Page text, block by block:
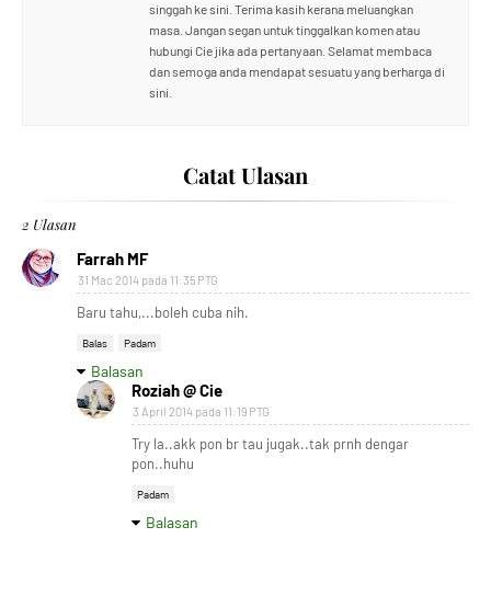
singgah ke sini. Terima kasih kerana meluangkan
masa. Jangan segan untuk tinggalkan komen atau
hubungi Cie jika ada pertanyaan. Selamat membaca
dan semoga anda mendapat sesuatu yang berharga di
sini.
Catat Ulasan
2 Ulasan
Farrah MF
31 Mac 2014 pada 11:35 PTG
Baru tahu,...boleh cuba nih.
Balas Padam
Balasan
Roziah @ Cie
3 April 2014 pada 11:19 PTG
Try la..akk pon br tau jugak..tak prnh dengar
pon..huhu
Padam
Balasan